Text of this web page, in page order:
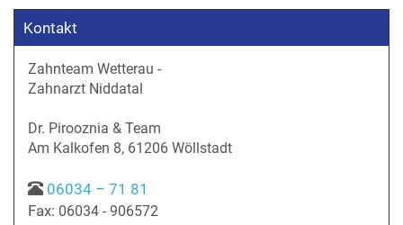
Kontakt
Zahnteam Wetterau -
Zahnarzt Niddatal
Dr. Pirooznia & Team
Am Kalkofen 8, 61206 Wöllstadt
06034 – 71 81
Fax: 06034 - 906572